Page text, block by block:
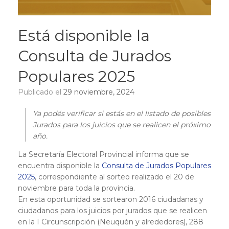
Está disponible la
Consulta de Jurados
Populares 2025
Publicado el 29 noviembre, 2024
Ya podés verificar si estás en el listado de posibles
Jurados para los juicios que se realicen el próximo
año.
La Secretaría Electoral Provincial informa que se
encuentra disponible la Consulta de Jurados Populares
2025, correspondiente al sorteo realizado el 20 de
noviembre para toda la provincia.
En esta oportunidad se sortearon 2016 ciudadanas y
ciudadanos para los juicios por jurados que se realicen
en la I Circunscripción (Neuquén y alrededores), 288